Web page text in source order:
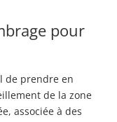
pour
de prendre en
de la zone
associée à des